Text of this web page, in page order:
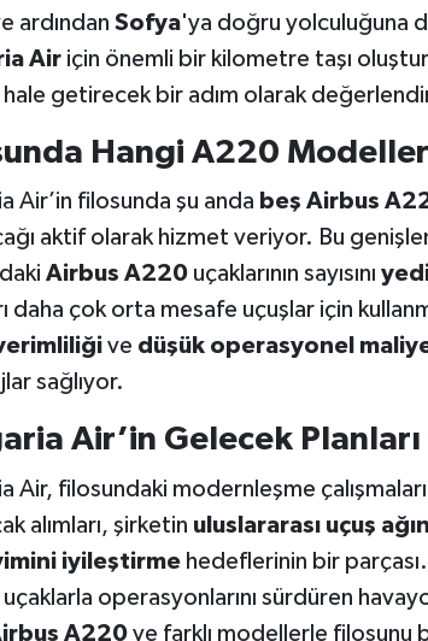
ardından Sofya'ya doğru yolculuğuna
Airiçin önemli bir kilometre taşı
getirecek bir adım olarak
Hangi A220
Air’in filosunda şu anda beş Airbus
aktif olarak hizmet veriyor. Bu
Airbus A220uçaklarının sayısını
daha çok orta mesafe uçuşlar için
ve düşük operasyonel
sağlıyor.
Air’in Gelecek Planları
Air, filosundaki modernleşme
alımları, şirketin uluslararası uçuş
iyileştirmehedeflerinin bir
operasyonlarını sürdüren
A220ve farklı modellerle filosunu